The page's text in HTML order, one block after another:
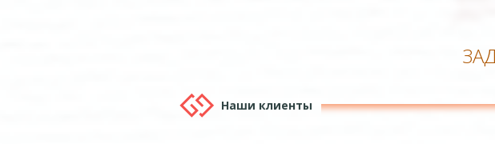
Наши клиенты